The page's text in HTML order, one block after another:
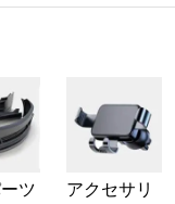
ツ
アクセサリ